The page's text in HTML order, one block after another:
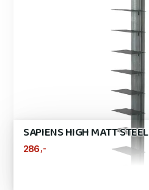
SAPIENS HIGH MATT STEEL
286,-